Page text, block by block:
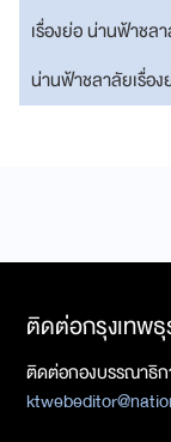
เรื่องย่อ น่านฟ้าชล
น่านฟ้าชลาลัยเรื่อง
ติดต่อกรุงเทพ
ติดต่อกองบรรณาธิก